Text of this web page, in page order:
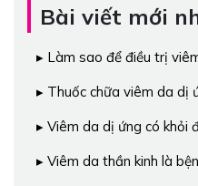
Bài viết mới
Làm sao để điều trị
Thuốc chữa viêm da dị
Viêm da dị ứng có khỏi
Viêm da thần kinh là